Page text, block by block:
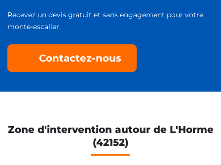
Recevez un devis gratuit et sans engagement pour votre
monte-escalier.
Contactez-nous
Zone d'intervention autour de L'Horme
(42152)